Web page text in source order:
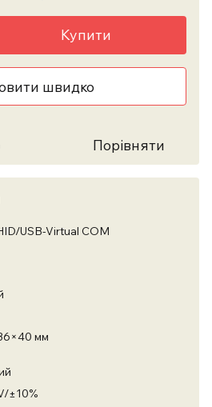
Купити
швидко
Порівняти
USB-Virtual COM
мм
±10%